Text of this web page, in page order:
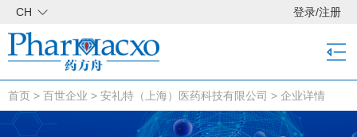
CH 登录/注册
首页 > 百世企业 > 安礼特（上海）医药科技有限公司 > 企业详情